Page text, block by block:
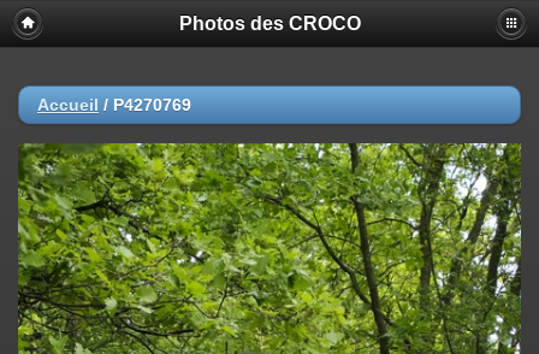
Photos des CROCO
Accueil / P4270769